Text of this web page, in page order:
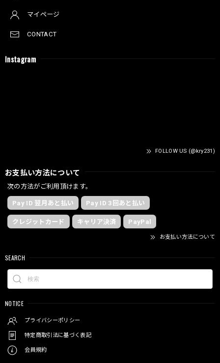
マイページ
CONTACT
Instagram
FOLLOW US (@kry231)
お支払い方法について
次の方法がご利用頂けます。
Pay ID 翌月あと払い Pay ID 3回あと払い
クレジットカード キャリア決済 PayPal
お支払い方法について
SEARCH
NOTICE
プライバシーポリシー
特定商取引法に基づく表記
会員規約